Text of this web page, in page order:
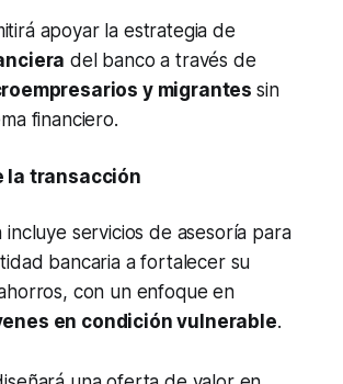
apoyar la estrategia de
del banco a través de
y migrantes sin
financiero.
la transacción
incluye servicios de asesoría para
bancaria a fortalecer su
con un enfoque en
en condición vulnerable.